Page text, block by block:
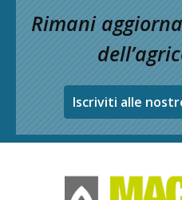
Rimani
Iscriviti alle